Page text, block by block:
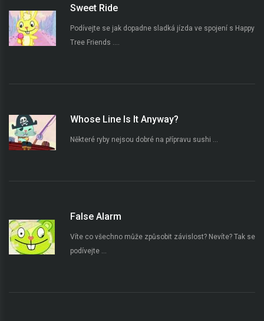
Sweet Ride
Podívejte se jak dopadne sladká jízda ve spojení s Happy
Tree Friends ....
Whose Line Is It Anyway?
Některé ryby nejsou dobré na přípravu sushi ...
False Alarm
Víte co všechno může způsobit závislost? Nevíte? Tak se
podívejte ...